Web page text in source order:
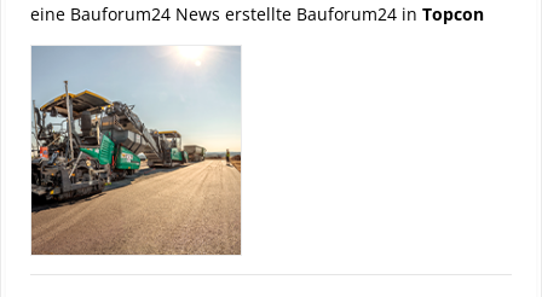
eine Bauforum24 News erstellte Bauforum24 in Topcon